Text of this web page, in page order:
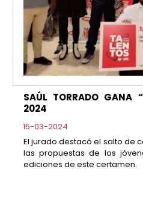
SAÚL TORRADO GANA
2024
15-03-2024
El jurado destacó el salto de
las propuestas de los
ediciones de este certamen.